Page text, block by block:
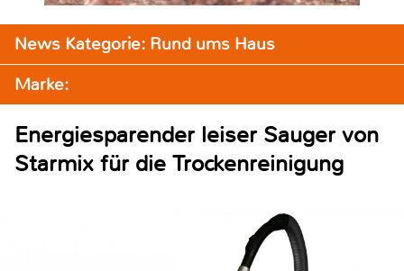
News Kategorie: Rund ums Haus
Marke:
Energiesparender leiser Sauger von
Starmix für die Trockenreinigung